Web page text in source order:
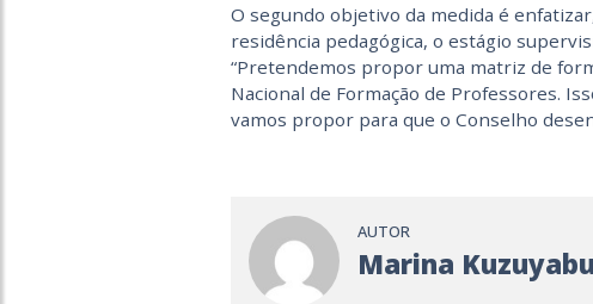
O segundo objetivo da medida é
residência pedagógica, o estágio
“Pretendemos propor uma matriz de
Nacional de Formação de Professores.
vamos propor para que o Conselho
AUTOR
Marina Kuzuyabu